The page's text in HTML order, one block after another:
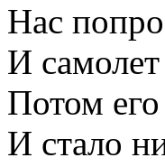
Нас
И самолет
Потом
И стало